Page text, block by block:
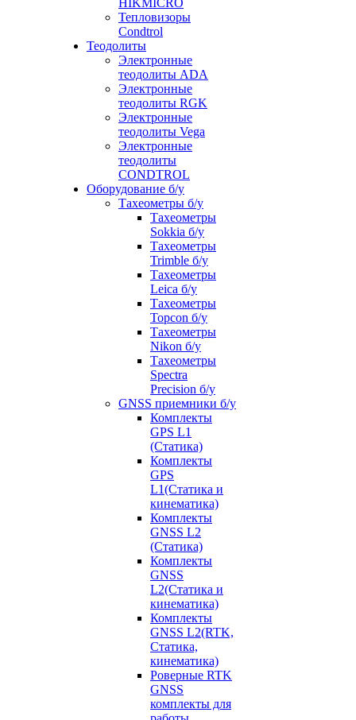
HIKMICRO
Тепловизоры
Condtrol
Теодолиты
Электронные
теодолиты ADA
Электронные
теодолиты RGK
Электронные
теодолиты Vega
Электронные
теодолиты
CONDTROL
Оборудование б/у
Тахеометры б/у
Тахеометры
Sokkia б/у
Тахеометры
Trimble б/у
Тахеометры
Leica б/у
Тахеометры
Topcon б/у
Тахеометры
Nikon б/у
Тахеометры
Spectra
Precision б/у
GNSS приемники б/у
Комплекты
GPS L1
(Статика)
Комплекты
GPS
L1(Статика и
кинематика)
Комплекты
GNSS L2
(Статика)
Комплекты
GNSS
L2(Статика и
кинематика)
Комплекты
GNSS L2(RTK,
Статика,
кинематика)
Роверные RTK
GNSS
комплекты для